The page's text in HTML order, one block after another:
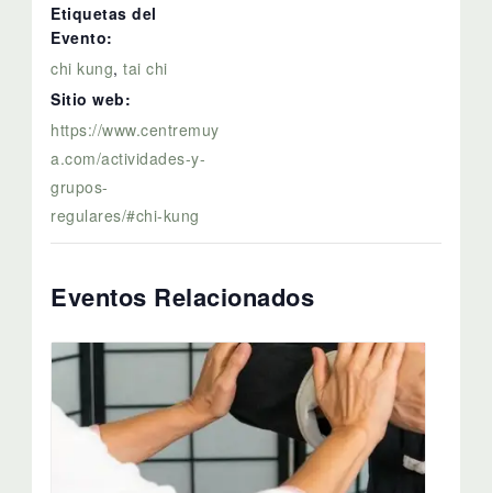
Etiquetas del
Evento:
chi kung,tai chi
Sitio web:
https://www.centremuy
a.com/actividades-y-
grupos-
regulares/#chi-kung
Eventos Relacionados